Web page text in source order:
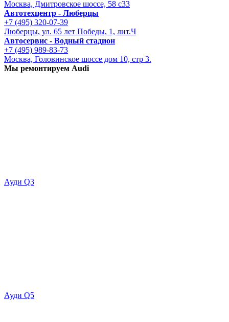
Москва, Дмитровское шоссе, 58 с33
Автотехцентр - Люберцы
+7 (495) 320-07-39
Люберцы, ул. 65 лет Победы, 1, лит.Ч
Автосервис - Водный стадион
+7 (495) 989-83-73
Москва, Головинское шоссе дом 10, стр 3.
Мы ремонтируем Audi
Ауди Q3
Ауди Q5